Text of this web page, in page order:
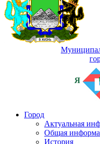
Я
Город
Актуальная
Общая
История